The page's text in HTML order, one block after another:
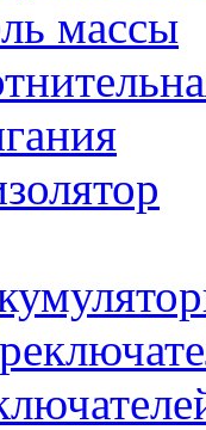
массы